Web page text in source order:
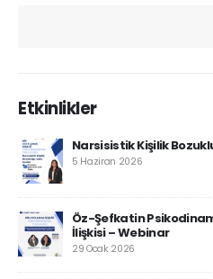
Etkinlikler
Narsisistik Kişilik
5 Haziran 2026
Öz-Şefkatin
İlişkisi – Webinar
29 Ocak 2026